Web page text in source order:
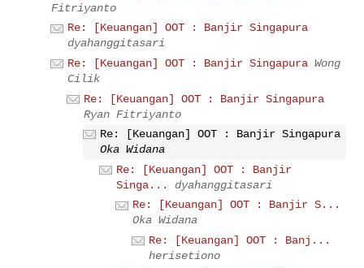
Fitriyanto
Re: [Keuangan] OOT : Banjir Singapura
dyahanggitasari
Re: [Keuangan] OOT : Banjir Singapura Wong
Cilik
Re: [Keuangan] OOT : Banjir Singapura
Ryan Fitriyanto
Re: [Keuangan] OOT : Banjir Singapura
Oka Widana
Re: [Keuangan] OOT : Banjir
Singa...
dyahanggitasari
Re: [Keuangan] OOT : Banjir S...
Oka Widana
Re: [Keuangan] OOT : Banj...
herisetiono